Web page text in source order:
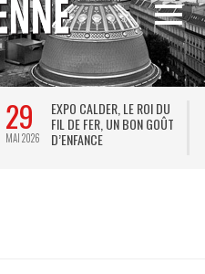
29
MAI 2026
EXPO CALDER, LE ROI DU
FIL DE FER, UN BON GOÛT
D’ENFANCE